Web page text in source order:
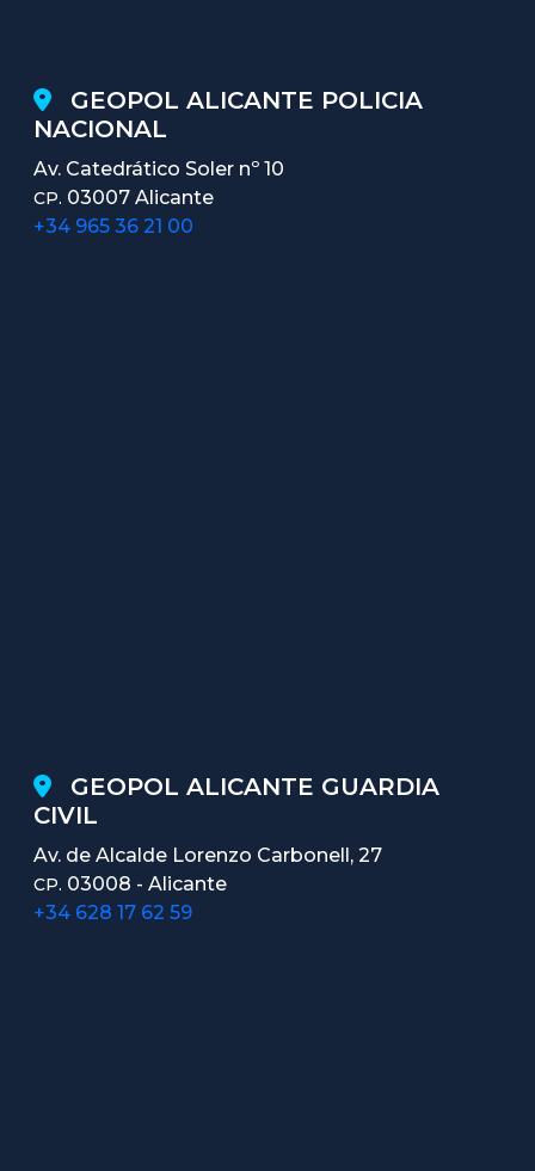
GEOPOL ALICANTE POLICIA
NACIONAL
Av. Catedrático Soler nº 10
CP. 03007 Alicante
+34 965 36 21 00
GEOPOL ALICANTE GUARDIA
CIVIL
Av. de Alcalde Lorenzo Carbonell, 27
CP. 03008 - Alicante
+34 628 17 62 59